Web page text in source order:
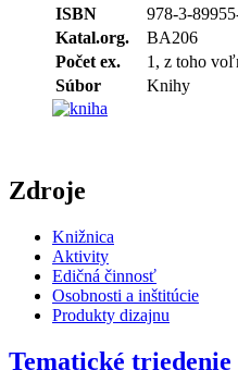
ISBN
978-3-
Katal.org.
BA206
Počet ex.
1, z toho
Súbor
Knihy
Zdroje
Knižnica
Aktivity
Edičná činnosť
Osobnosti a inštitúcie
Produkty dizajnu
Tematické triedenie